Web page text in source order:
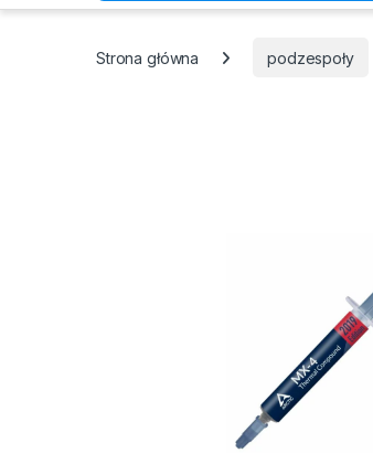
Strona główna podzespoły